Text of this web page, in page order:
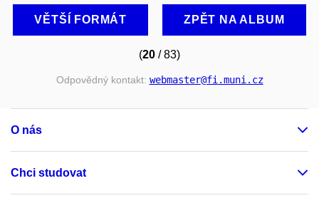
VĚTŠÍ FORMÁT ZPĚT NA ALBUM
(20 / 83)
Odpovědný kontakt: webmaster@fi.muni.cz
O nás
Chci studovat